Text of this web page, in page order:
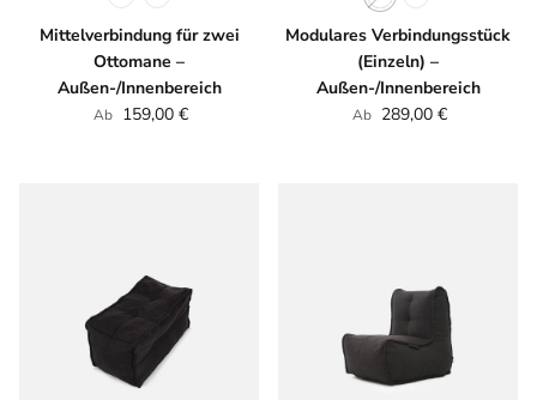
Mittelverbindung für zwei
Ottomane –
Außen-/Innenbereich
Normaler Preis
Ab 159,00 €
Modulares Verbindungsstück
(Einzeln) –
Außen-/Innenbereich
Normaler Preis
Ab 289,00 €